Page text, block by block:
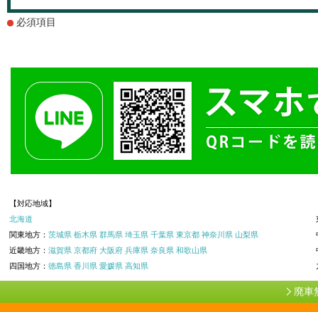
必須項目
【対応地域】
北海道
関東地方： 茨城県 栃木県 群馬県 埼玉県 千葉県 東京都 神奈川県 山梨県
近畿地方： 滋賀県 京都府 大阪府 兵庫県 奈良県 和歌山県
四国地方： 徳島県 香川県 愛媛県 高知県
廃車